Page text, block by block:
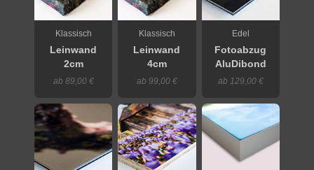
Klassisch
Leinwand
2cm
ab 89,00 €
Klassisch
Leinwand
4cm
ab 99,00 €
Edel
Fotoabzug
AluDibond
ab 129,00 €